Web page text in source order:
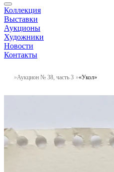
Коллекция
Выставки
Аукционы
Художники
Новости
Контакты
Аукцион № 38, часть 3 «Укол»